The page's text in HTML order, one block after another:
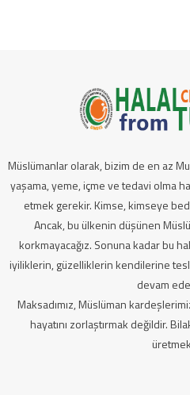
Müslümanlar olarak, bizim de en az
yaşama, yeme, içme ve tedavi olma
etmek gerekir. Kimse, kimseye
Ancak, bu ülkenin düşünen
korkmayacağız. Sonuna kadar bu
iyiliklerin, güzelliklerin kendilerine
devam
Maksadımız, Müslüman
hayatını zorlaştırmak değildir.